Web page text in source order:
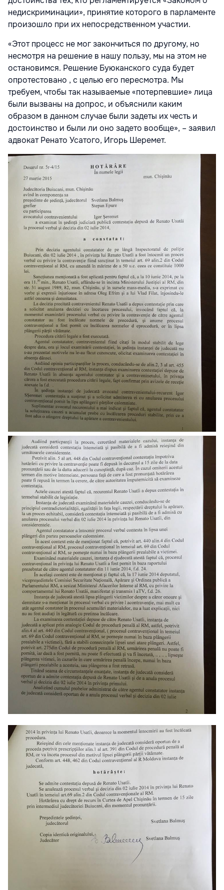
недискриминации», принятие которого в парламенте
произошло при их непосредственном участии.
«Этот процесс не мог закончиться по другому, но
несмотря на решение в нашу пользу, мы на этом не
остановимся. Решение Буюканского суда будет
опротестовано , с целью его пересмотра. Мы
требуем, чтобы так называемые «потерпевшие» лица
были вызваны на допрос, и объяснили каким
образом в данном случае были задеты их честь и
достоинство и были ли оно задето вообще», – заявил
адвокат Ренато Усатого, Игорь Шеремет.